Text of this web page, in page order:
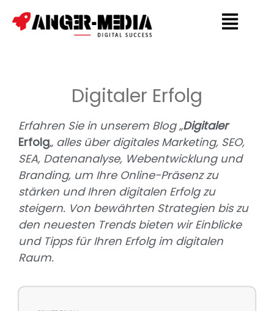
Digitaler Erfolg
Erfahren Sie in unserem Blog „Digitaler
Erfolg„ alles über digitales Marketing, SEO,
SEA, Datenanalyse, Webentwicklung und
Branding, um Ihre Online-Präsenz zu
stärken und Ihren digitalen Erfolg zu
steigern. Von bewährten Strategien bis zu
den neuesten Trends bieten wir Einblicke
und Tipps für Ihren Erfolg im digitalen
Raum.